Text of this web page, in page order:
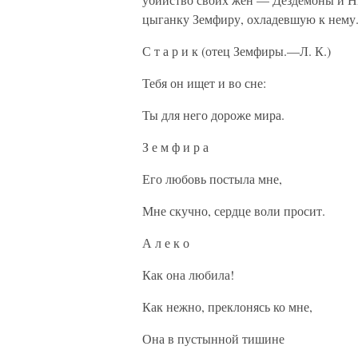
цыганку Земфиру, охладевшую к нему.
С т а р и к (отец Земфиры.—Л. К.)
Тебя он ищет и во сне:
Ты для него дороже мира.
З е м ф и р а
Его любовь постыла мне,
Мне скучно, сердце воли просит.
А л е к о
Как она любила!
Как нежно, преклонясь ко мне,
Она в пустынной тишине